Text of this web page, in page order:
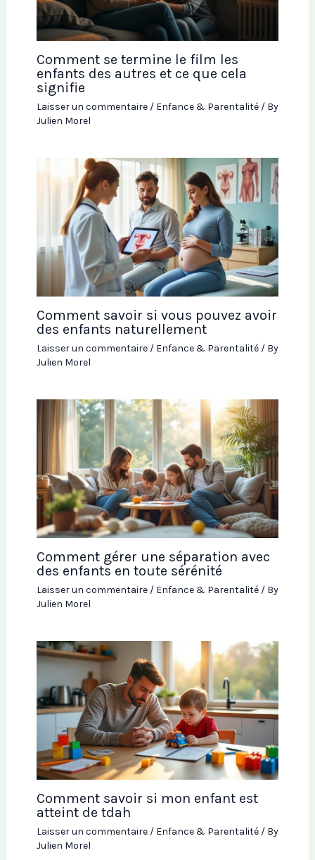
Comment se termine le film les
enfants des autres et ce que cela
signifie
Laisser un commentaire / Enfance & Parentalité/ By
Julien Morel
Comment savoir si vous pouvez avoir
des enfants naturellement
Laisser un commentaire / Enfance & Parentalité/ By
Julien Morel
Comment gérer une séparation avec
des enfants en toute sérénité
Laisser un commentaire / Enfance & Parentalité/ By
Julien Morel
Comment savoir si mon enfant est
atteint de tdah
Laisser un commentaire / Enfance & Parentalité/ By
Julien Morel